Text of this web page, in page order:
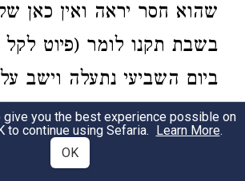
שהוא חסר יראה ואין כאן
בשבת תקנו לומר (פיוט
ביום השביעי נתעלה וישב
כבודו, כי בשבת אנו יודעין
יתברך שאין בעולם כי אם
you the best experience possible on
to continue using Sefaria. Learn More.
OK